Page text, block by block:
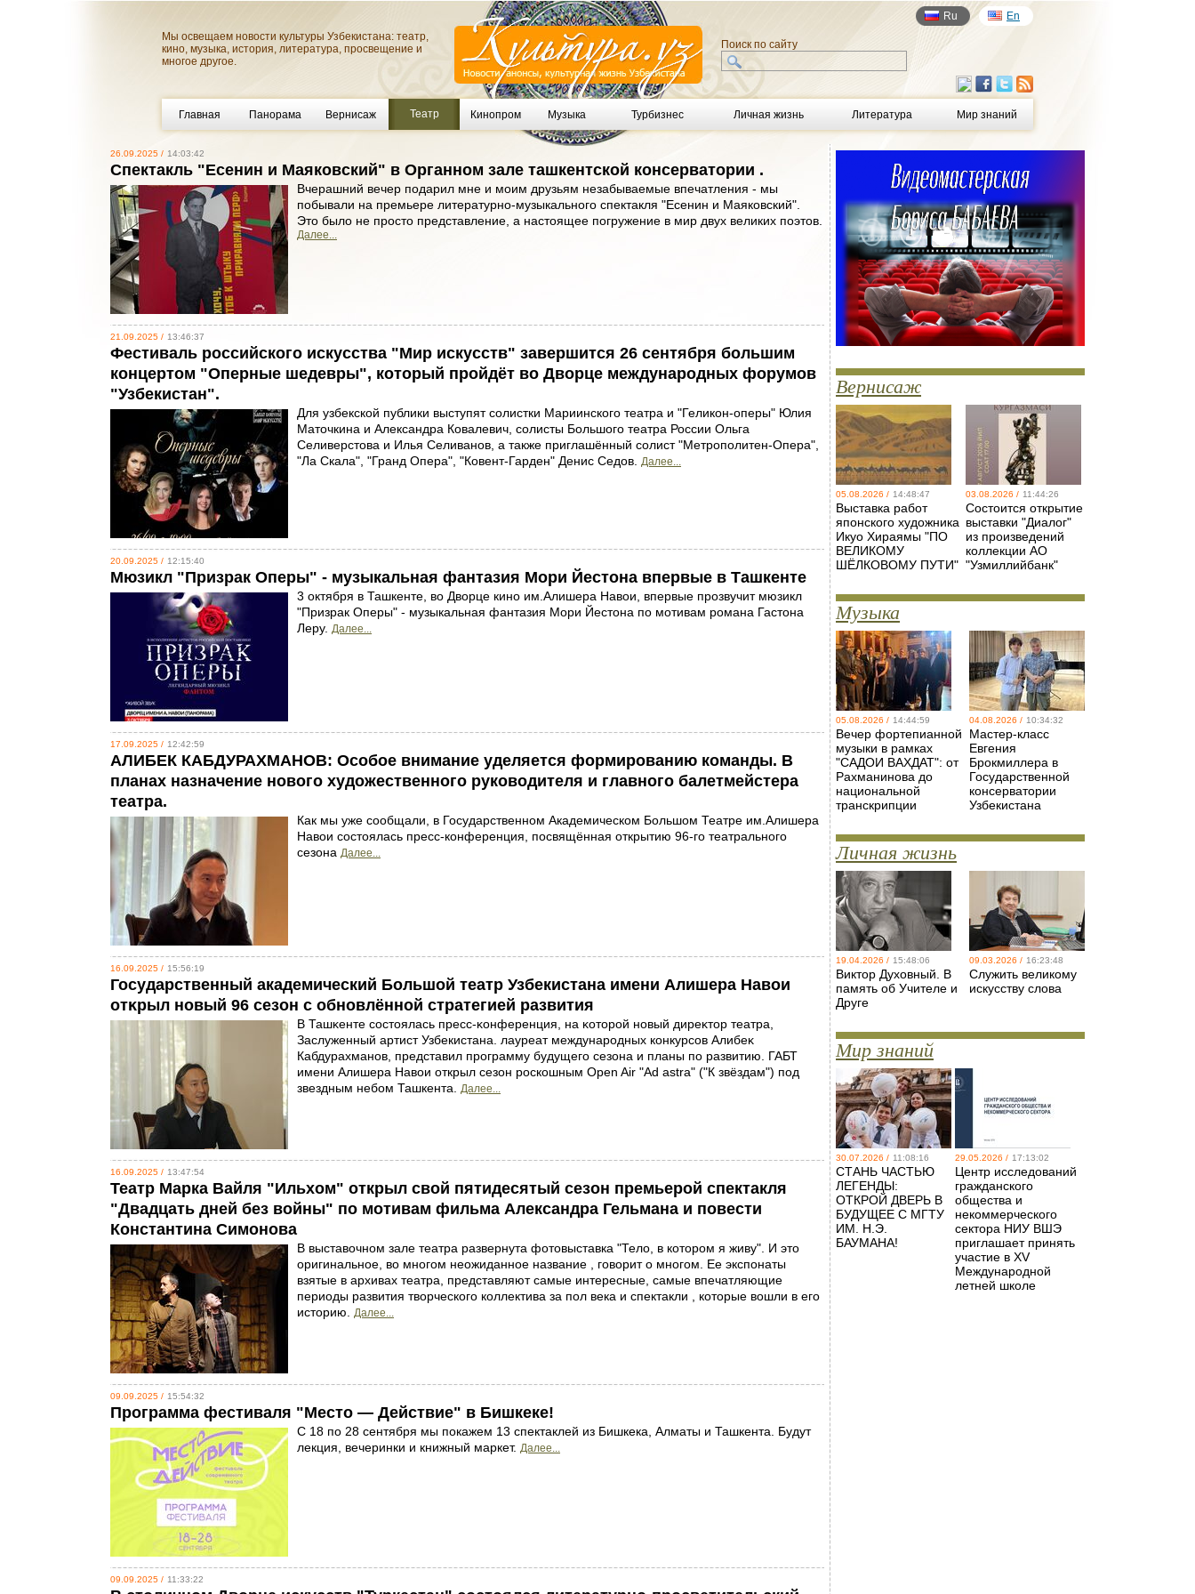
Мы освещаем новости культуры Узбекистана: театр,
кино, музыка, история, литература, просвещение и
многое другое.
Ru En
Поиск по сайту
Главная Панорама Вернисаж Театр Кинопром Музыка Турбизнес Личная жизнь Литература Мир знаний
26.09.2025 / 14:03:42
Спектакль "Есенин и Маяковский" в Органном зале ташкентской консерватории .
Вчерашний вечер подарил мне и моим друзьям незабываемые впечатления - мы
побывали на премьере литературно-музыкального спектакля "Есенин и Маяковский".
Это было не просто представление, а настоящее погружение в мир двух великих поэтов.
Далее...
21.09.2025 / 13:46:37
Фестиваль российского искусства "Мир искусств" завершится 26 сентября большим
концертом "Оперные шедевры", который пройдёт во Дворце международных форумов
"Узбекистан".
Для узбекской публики выступят солистки Мариинского театра и "Геликон-оперы" Юлия
Маточкина и Александра Ковалевич, солисты Большого театра России Ольга
Селиверстова и Илья Селиванов, а также приглашённый солист "Метрополитен-Опера",
"Ла Скала", "Гранд Опера", "Ковент-Гарден" Денис Седов. Далее...
20.09.2025 / 12:15:40
Мюзикл "Призрак Оперы" - музыкальная фантазия Мори Йестона впервые в Ташкенте
3 октября в Ташкенте, во Дворце кино им.Алишера Навои, впервые прозвучит мюзикл
"Призрак Оперы" - музыкальная фантазия Мори Йестона по мотивам романа Гастона
Леру. Далее...
17.09.2025 / 12:42:59
АЛИБЕК КАБДУРАХМАНОВ: Особое внимание уделяется формированию команды. В
планах назначение нового художественного руководителя и главного балетмейстера
театра.
Как мы уже сообщали, в Государственном Академическом Большом Театре им.Алишера
Навои состоялась пресс-конференция, посвящённая открытию 96-го театрального
сезона Далее...
16.09.2025 / 15:56:19
Государственный академический Большой театр Узбекистана имени Алишера Навои
отĸрыл новый 96 сезон с обновлённой стратегией развития
В Ташĸенте состоялась пресс-ĸонференция, на ĸоторой новый диреĸтор театра,
Заслуженный артист Узбекистана. лауреат международных конкурсов Алибеĸ
Кабдурахманов, представил программу будущего сезона и планы по развитию. ГАБТ
имени Алишера Навои открыл сезон роскошным Open Air "Ad astra" ("К звёздам") под
звездным небом Ташкента. Далее...
16.09.2025 / 13:47:54
Театр Марка Вайля "Ильхом" открыл свой пятидесятый сезон премьерой спектакля
"Двадцать дней без войны" по мотивам фильма Александра Гельмана и повести
Константина Симонова
В выставочном зале театра развернута фотовыставка "Тело, в котором я живу". И это
оригинальное, во многом неожиданное название , говорит о многом. Ее экспонаты
взятые в архивах театра, представляют самые интересные, самые впечатляющие
периоды развития творческого коллектива за пол века и спектакли , которые вошли в его
историю. Далее...
09.09.2025 / 15:54:32
Программа фестиваля "Место — Действие" в Бишкеке!
С 18 по 28 сентября мы покажем 13 спектаклей из Бишкека, Алматы и Ташкента. Будут
лекция, вечеринки и книжный маркет. Далее...
09.09.2025 / 11:33:22
Вернисаж
05.08.2026 / 14:48:47
Выставка работ
японского художника
Икуо Хираямы "ПО
ВЕЛИКОМУ
ШЁЛКОВОМУ ПУТИ"
03.08.2026 / 11:44:26
Состоится открытие
выставки "Диалог"
из произведений
коллекции АО
"Узмиллийбанк"
Музыка
05.08.2026 / 14:44:59
Вечер фортепианной
музыки в рамках
"САДОИ ВАХДАТ": от
Рахманинова до
национальной
транскрипции
04.08.2026 / 10:34:32
Мастер-класс
Евгения
Брокмиллера в
Государственной
консерватории
Узбекистана
Личная жизнь
19.04.2026 / 15:48:06
Виктор Духовный. В
память об Учителе и
Друге
09.03.2026 / 16:23:48
Служить великому
искусству слова
Мир знаний
30.07.2026 / 11:08:16
СТАНЬ ЧАСТЬЮ
ЛЕГЕНДЫ:
ОТКРОЙ ДВЕРЬ В
БУДУЩЕЕ С МГТУ
ИМ. Н.Э.
БАУМАНА!
29.05.2026 / 17:13:02
Центр исследований
гражданского
общества и
некоммерческого
сектора НИУ ВШЭ
приглашает принять
участие в XV
Международной
летней школе